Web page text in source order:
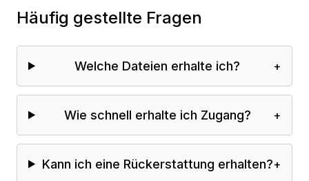
Häufig gestellte Fragen
Welche Dateien erhalte ich? +
Wie schnell erhalte ich Zugang? +
Kann ich eine Rückerstattung erhalten?+